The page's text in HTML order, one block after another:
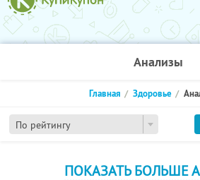
Анализы
По рейтингу
Главная Здоровье
ПОКАЗАТЬ БОЛЬШЕ